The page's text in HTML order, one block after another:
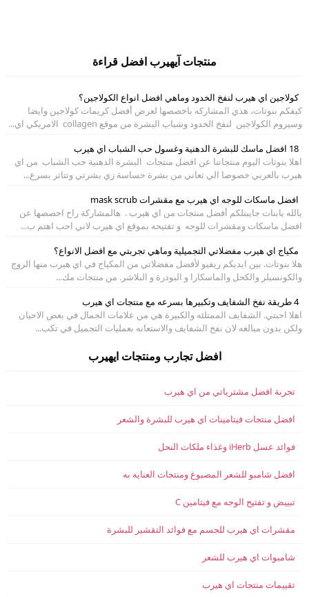
منتجات آيهيرب افضل قراءة
كولاجين اي هيرب لنفخ الخدود وماهي افضل انواع الكولاجين؟
كيفكم بنوتات، هذي المشاركه باخصصها لعرض أفضل كريمات كولاجين وايضا
وسيروم الكولاجين لنفخ الخدود وشباب البشرة من موقع collagen الامريكي اي...
18 افضل ماسك للبشرة الدهنية وغسول حب الشباب اي هيرب
اهلا بنوتات اليوم منتجاتنا عن افضل منتجات البشرة الدهنية حب الشباب من اي
هيرب بالعربي خصوصا الي تعاني من بشرة حساسة زي بشرتي وتتاثر بسرع...
افضل ماسكات للوجه اي هيرب مع مقشرات mask scrub
يالله يابنات جايبتلكم أفضل منتجات من اي هيرب . هالمشاركة راح اخصصها عن
افضل ماسكات ومقشرات للوجه و تفتيحه بموقع اي هيرب لاني احب اهتم ب...
مكياج اي هيرب مفضلاتي التجميلية وماهي تجربتي مع افضل الانواع؟
هلا بنوتات. بين ايديكم ريفيو لأفضل مفضلاتي من المكياج في اي هيرب منها الروج
والكونسيلر والكحل والماسكارا و البودرة و البلاشر. من منتجات مك...
4 طريقة نفخ الشفايف وتكبيرها بسرعه مع منتجات اي هيرب
اهلا احبتي. الشفايف الممتلئه والكبيرة هي من علامات الجمال في بعض الاحيان
ولكن بدون مبالغه لان نفخ الشفايف والاستعانه بعمليات التجميل في تكب...
افضل تجارب ومنتجات ايهيرب
تجربة افضل مشترياتي من اي هيرب
افضل منتجات فيتامينات اي هيرب للبشرة والشعر
فوائد عسل iHerb وغذاء ملكات النحل
افضل شامبو للشعر المصبوغ ومنتجات العنايه به
تبييض و تفتيح الوجه مع فيتامين C
مقشرات اي هيرب للجسم مع فوائد التقشير للبشرة
شامبوات اي هيرب للشعر
تقييمات منتجات اي هيرب